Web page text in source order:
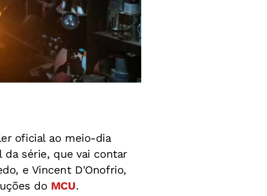
oficial ao meio-dia
da série, que vai contar
e Vincent D'Onofrio,
do MCU.